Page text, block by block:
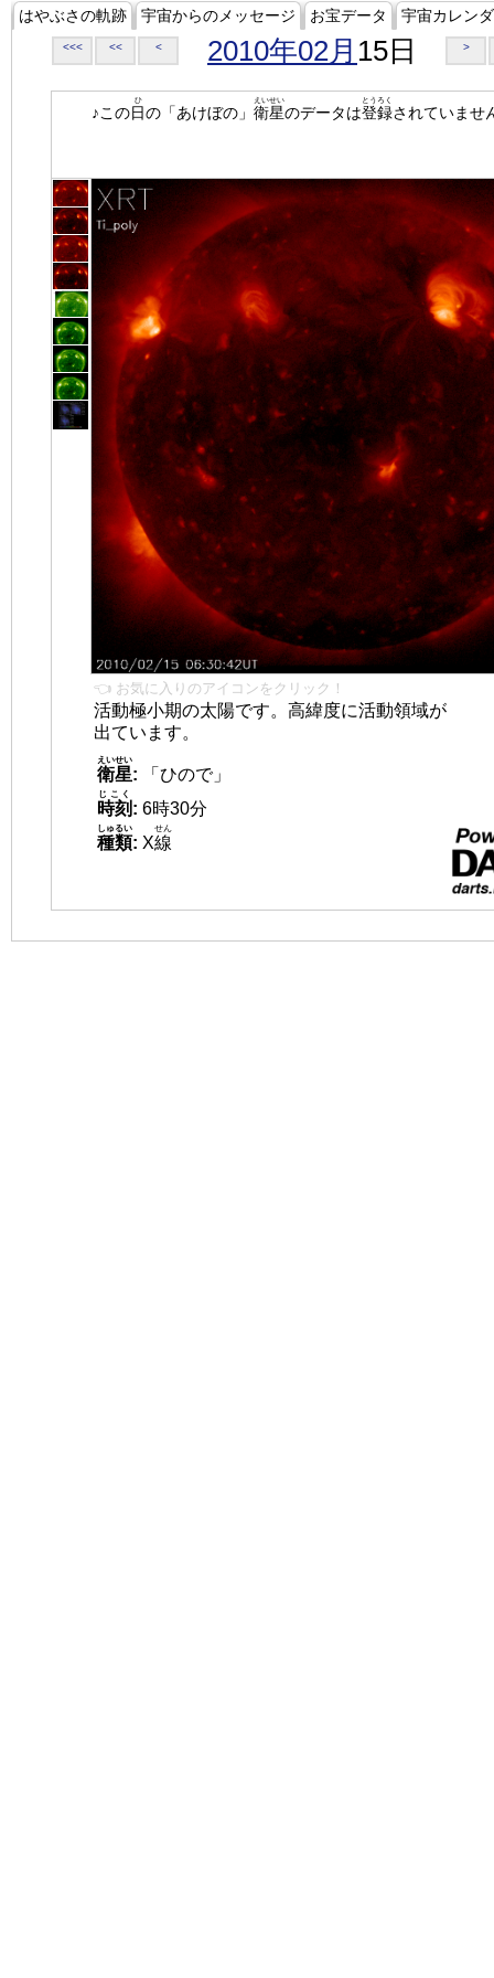
はやぶさの軌跡 宇宙からのメッセージ お宝データ 宇宙カレン
<<< << < 2010年02月 15日 >
♪この日
ひ
の「あけぼの」 衛星
えいせい
のデータは登録
とうろく
されていませ
👈 お気に入りのアイコンをクリック！
活動極小期の太陽です。高緯度に活動領域が
出ています。
衛星
えいせい
:
「ひので」
時刻
じこく
: 6時30分
種類
しゅるい
: X線
せん